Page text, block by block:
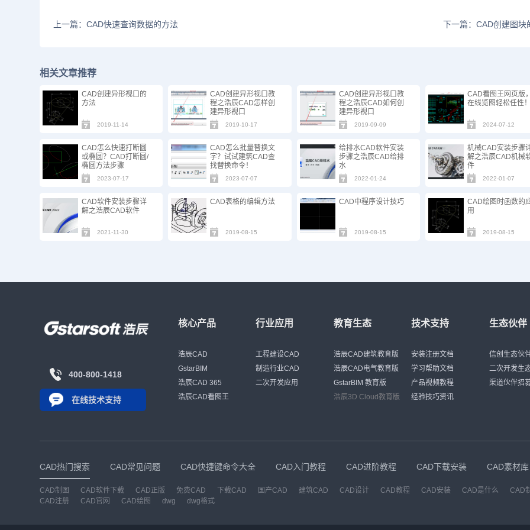
上一篇：CAD快速查询数据的方法 下一篇：CAD创建图块
相关文章推荐
CAD创建异形视口的
方法
2019-11-14
CAD创建异形视口教
程之浩辰CAD怎样创
建异形视口
2019-10-17
CAD创建异形视口教
程之浩辰CAD如何创
建异形视口
2019-09-09
CAD看图王网页版，
在线览图轻松任性！
2024-07-12
CAD怎么快速打断圆
或椭圆？CAD打断圆/
椭圆方法步骤
2023-07-17
CAD怎么批量替换文
字？试试建筑CAD查
找替换命令！
2023-07-07
给排水CAD软件安装
步骤之浩辰CAD给排
水
2022-01-24
机械CAD安装步骤
解之浩辰CAD机械
件
2022-01-07
CAD软件安装步骤详
解之浩辰CAD软件
2021-11-30
CAD表格的编辑方法
2019-08-15
CAD中程序设计技巧
2019-08-15
CAD绘图时函数的
用
2019-08-15
400-800-1418
在线技术支持
核心产品
浩辰CAD
GstarBIM
浩辰CAD 365
浩辰CAD看图王
行业应用
工程建设CAD
制造行业CAD
二次开发应用
教育生态
浩辰CAD建筑教育版
浩辰CAD电气教育版
GstarBIM 教育版
浩辰3D Cloud教育版
技术支持
安装注册文档
学习帮助文档
产品视频教程
经验技巧资讯
生态伙伴
信创生态伙
二次开发生
渠道伙伴招
CAD热门搜索 CAD常见问题 CAD快捷键命令大全 CAD入门教程 CAD进阶教程 CAD下载安装 CAD素材库
CAD制图 CAD软件下载 CAD正版 免费CAD 下载CAD 国产CAD 建筑CAD CAD设计 CAD教程 CAD安装 CAD是什么 CAD
CAD注册
CAD官网 CAD绘图 dwg dwg格式